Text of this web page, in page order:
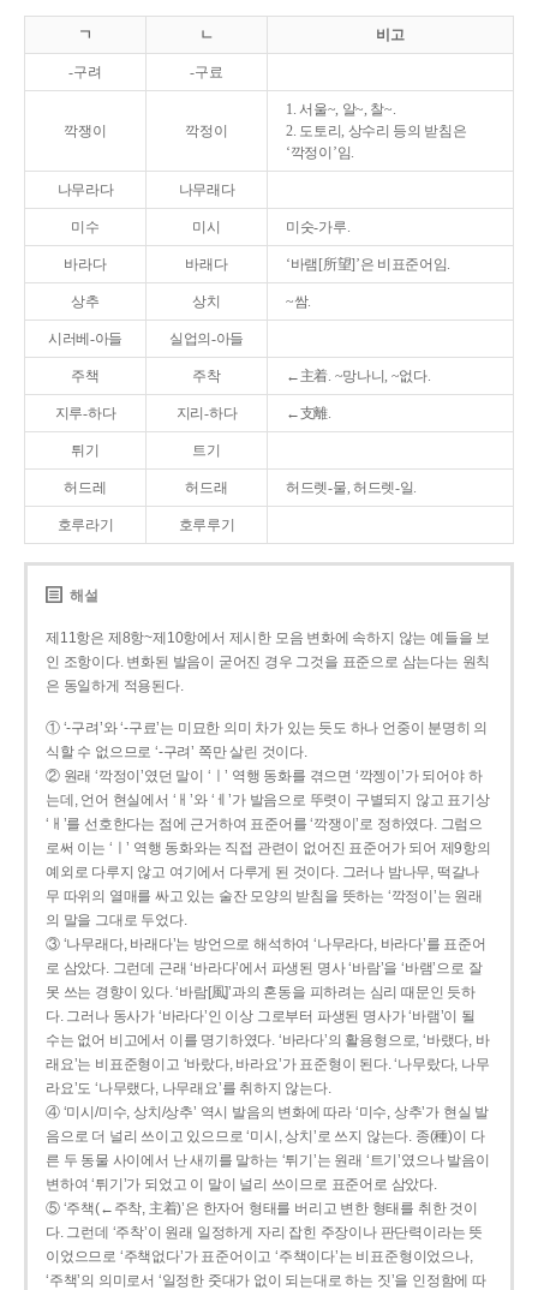
ㄱ ㄴ 비고
-구려 -구료
깍쟁이 깍정이
1. 서울~, 알~, 찰~.
2. 도토리, 상수리 등의 받침은
‘깍정이’임.
나무라다 나무래다
미수 미시 미숫-가루.
바라다 바래다 ‘바램[所望]’은 비표준어임.
상추 상치 ~쌈.
시러베-아들 실업의-아들
주책 주착 ←主着. ~망나니, ~없다.
지루-하다 지리-하다 ←支離.
튀기 트기
허드레 허드래 허드렛-물, 허드렛-일.
호루라기 호루루기
해설
제11항은 제8항~제10항에서 제시한 모음 변화에 속하지 않는 예들을 보
인 조항이다. 변화된 발음이 굳어진 경우 그것을 표준으로 삼는다는 원칙
은 동일하게 적용된다.
① ‘-구려’와 ‘-구료’는 미묘한 의미 차가 있는 듯도 하나 언중이 분명히 의
식할 수 없으므로 ‘-구려’ 쪽만 살린 것이다.
② 원래 ‘깍정이’였던 말이 ‘ㅣ’ 역행 동화를 겪으면 ‘깍젱이’가 되어야 하
는데, 언어 현실에서 ‘ㅐ’와 ‘ㅔ’가 발음으로 뚜렷이 구별되지 않고 표기상
‘ㅐ’를 선호한다는 점에 근거하여 표준어를 ‘깍쟁이’로 정하였다. 그럼으
로써 이는 ‘ㅣ’ 역행 동화와는 직접 관련이 없어진 표준어가 되어 제9항의
예외로 다루지 않고 여기에서 다루게 된 것이다. 그러나 밤나무, 떡갈나
무 따위의 열매를 싸고 있는 술잔 모양의 받침을 뜻하는 ‘깍정이’는 원래
의 말을 그대로 두었다.
③ ‘나무래다, 바래다’는 방언으로 해석하여 ‘나무라다, 바라다’를 표준어
로 삼았다. 그런데 근래 ‘바라다’에서 파생된 명사 ‘바람’을 ‘바램’으로 잘
못 쓰는 경향이 있다. ‘바람[風]’과의 혼동을 피하려는 심리 때문인 듯하
다. 그러나 동사가 ‘바라다’인 이상 그로부터 파생된 명사가 ‘바램’이 될
수는 없어 비고에서 이를 명기하였다. ‘바라다’의 활용형으로, ‘바랬다, 바
래요’는 비표준형이고 ‘바랐다, 바라요’가 표준형이 된다. ‘나무랐다, 나무
라요’도 ‘나무랬다, 나무래요’를 취하지 않는다.
④ ‘미시/미수, 상치/상추’ 역시 발음의 변화에 따라 ‘미수, 상추’가 현실 발
음으로 더 널리 쓰이고 있으므로 ‘미시, 상치’로 쓰지 않는다. 종(種)이 다
른 두 동물 사이에서 난 새끼를 말하는 ‘튀기’는 원래 ‘트기’였으나 발음이
변하여 ‘튀기’가 되었고 이 말이 널리 쓰이므로 표준어로 삼았다.
⑤ ‘주책(←주착, 主着)’은 한자어 형태를 버리고 변한 형태를 취한 것이
다. 그런데 ‘주착’이 원래 일정하게 자리 잡힌 주장이나 판단력이라는 뜻
이었으므로 ‘주책없다’가 표준어이고 ‘주책이다’는 비표준형이었으나,
‘주책’의 의미로서 ‘일정한 줏대가 없이 되는대로 하는 짓’을 인정함에 따